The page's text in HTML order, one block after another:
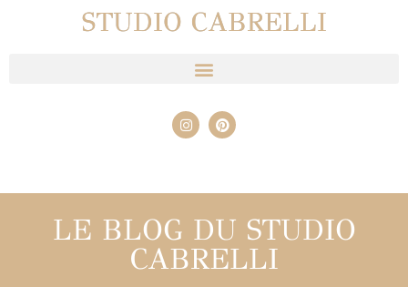
STUDIO CABRELLI
LE BLOG DU STUDIO
CABRELLI